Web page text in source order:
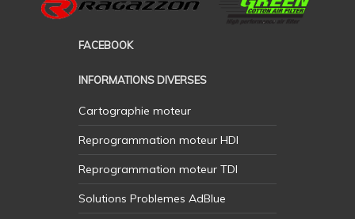
FACEBOOK
INFORMATIONS DIVERSES
Cartographie moteur
Reprogrammation moteur HDI
Reprogrammation moteur TDI
Solutions Problemes AdBlue